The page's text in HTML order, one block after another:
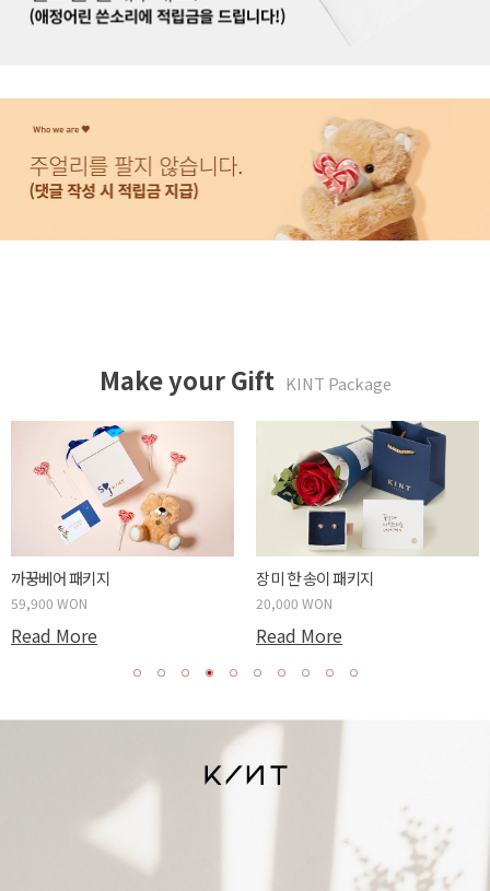
Make your Gift KINT Package
까꿍베어 패키지
59,900 WON
Read More
장미 한 송이 패키지
20,000 WON
Read More